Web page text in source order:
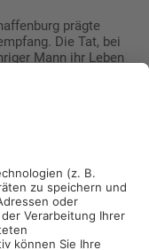
prägte
Die Tat, bei
Mann ihr Leben
Viele Teilnehmer
ihre Anteilnahme
in Deutschland zu
der